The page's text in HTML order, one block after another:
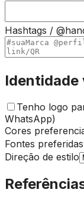
Hashtags /
Identidade
Tenho logo
WhatsApp)
Cores
Fontes
Direção de estilo